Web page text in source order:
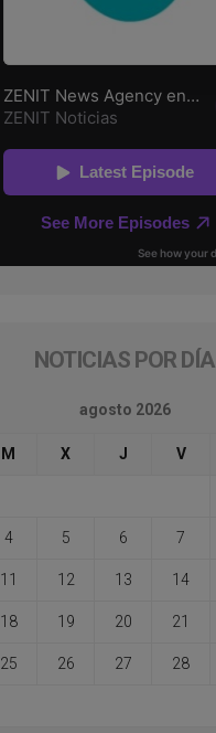
NOTICIAS POR DÍA
agosto 2026
M X J V
4 5 6 7
11 12 13 14
18 19 20 21
25 26 27 28